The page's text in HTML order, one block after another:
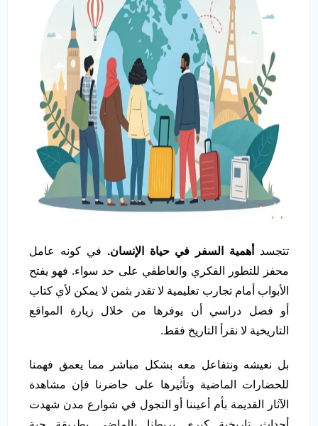
تتجسد أهمية السفر في حياة الإنسان. في كونه عامل
محفز للتطور الفكري والعاطفي على حد سواء. فهو يفتح
الأبواب أمام تجارب تعليمية لا تقدر بثمن لا يمكن لأي كتاب
أو فصل دراسي أن يوفرها من خلال زيارة المواقع
التاريخية لا نقرأ التاريخ فقط.
بل نعيشه ونتفاعل معه بشكل مباشر مما يعمق فهمنا
للحضارات الماضية وتأثيرها على حاضرنا فإن مشاهدة
الآثار القديمة بأم أعيننا أو التجول في شوارع مدن شهدت